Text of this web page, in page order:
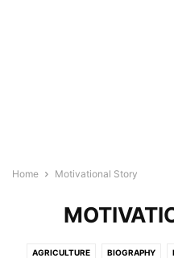
Home Motivational Story
AGRICULTURE BIOGRAPHY